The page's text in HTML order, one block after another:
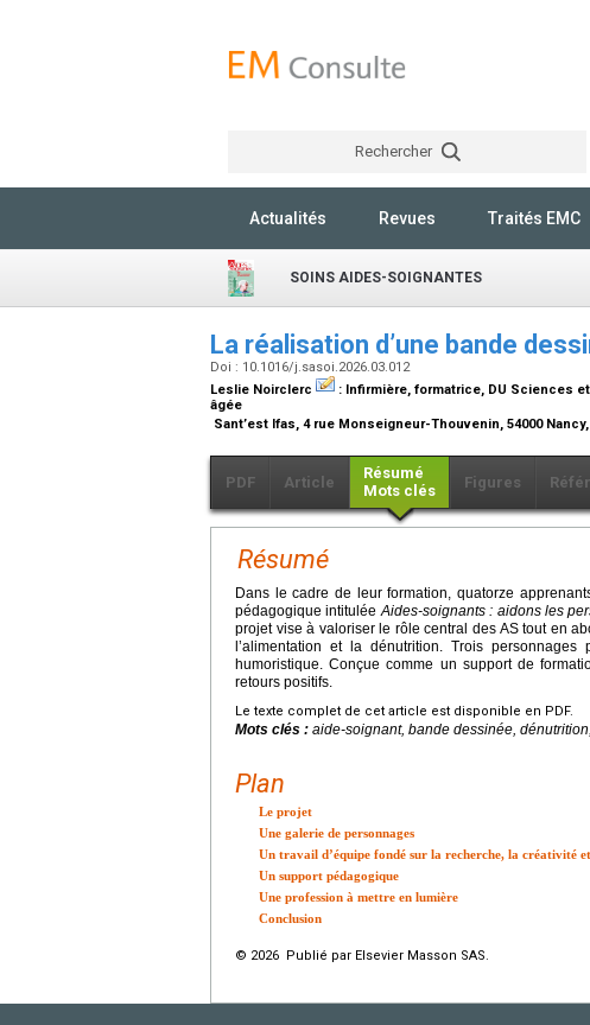
Rechercher
Actualités Revues Traités EMC
SOINS AIDES-SOIGNANTES
La réalisation d’une bande
Doi : 10.1016/j.sasoi.2026.03.012
Leslie Noirclerc
: Infirmière, formatrice, DU Sciences
âgée
Sant’est Ifas, 4 rue Monseigneur-Thouvenin, 54000
PDF Article
Résumé
Mots clés
Figures
Résumé
Dans le cadre de leur formation, quatorze
pédagogique intitulée Aides-soignants : aidons les
projet vise à valoriser le rôle central des AS tout en
l’alimentation et la dénutrition. Trois
humoristique. Conçue comme un support de
retours positifs.
Le texte complet de cet article est disponible en PDF.
Mots clés : aide-soignant, bande dessinée,
Plan
Le projet
Une galerie de personnages
Un travail d’équipe fondé sur la recherche, la créativité
Un support pédagogique
Une profession à mettre en lumière
Conclusion
© 2026 Publié par Elsevier Masson SAS.